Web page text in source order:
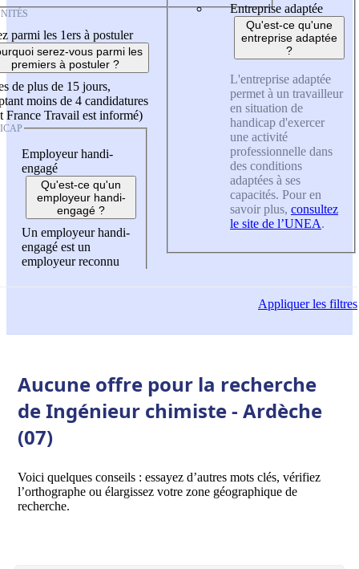
parmi les 1ers à postuler
serez-vous parmi les
premiers à postuler ?
de plus de 15 jours,
moins de 4 candidatures
France Travail est informé)
Employeur handi-
engagé
Qu'est-ce qu'un
employeur handi-
engagé ?
Un employeur handi-
engagé est un
employeur reconnu
Entreprise adaptée
Qu'est-ce qu'une
entreprise adaptée
?
L'entreprise adaptée
permet à un travailleur
en situation de
handicap d'exercer
une activité
professionnelle dans
des conditions
adaptées à ses
capacités. Pour en
savoir plus, consultez
le site de l’UNEA.
Appliquerles filtres
Aucune offre pour la recherche
de Ingénieur chimiste - Ardèche
(07)
Voici quelques conseils : essayez d’autres mots clés, vérifiez
l’orthographe ou élargissez votre zone géographique de
recherche.